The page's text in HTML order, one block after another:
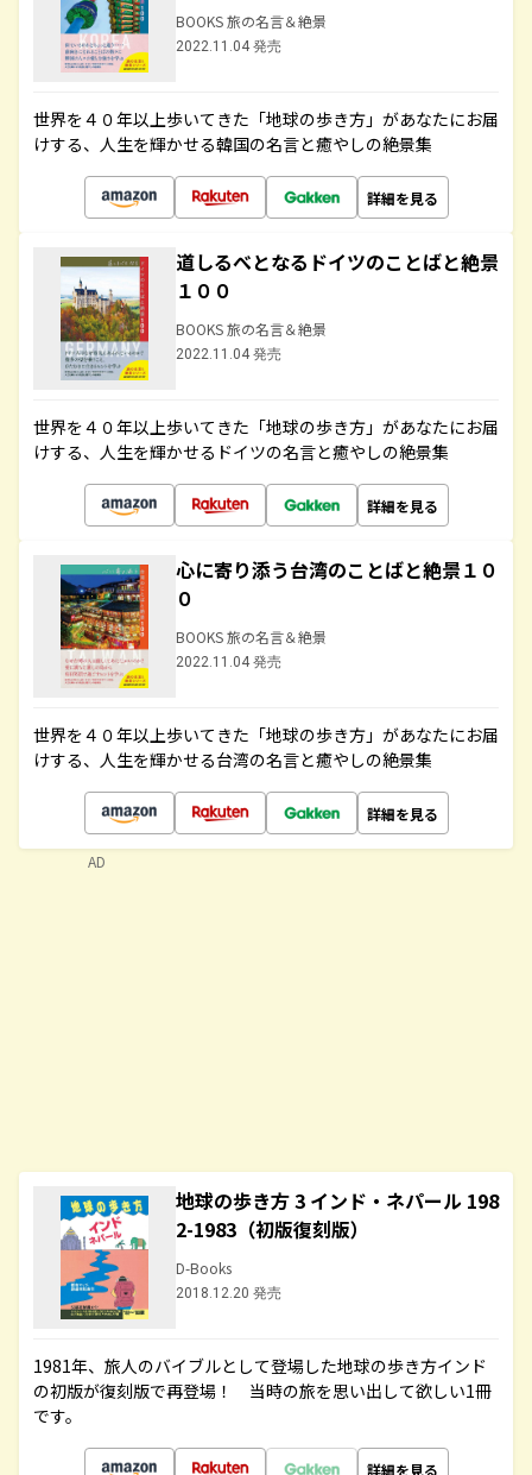
BOOKS 旅の名言＆絶景
2022.11.04 発売
世界を４０年以上歩いてきた「地球の歩き方」があなたにお届
けする、人生を輝かせる韓国の名言と癒やしの絶景集
詳細を見る
道しるべとなるドイツのことばと絶景
１００
BOOKS 旅の名言＆絶景
2022.11.04 発売
世界を４０年以上歩いてきた「地球の歩き方」があなたにお届
けする、人生を輝かせるドイツの名言と癒やしの絶景集
詳細を見る
心に寄り添う台湾のことばと絶景１０
０
BOOKS 旅の名言＆絶景
2022.11.04 発売
世界を４０年以上歩いてきた「地球の歩き方」があなたにお届
けする、人生を輝かせる台湾の名言と癒やしの絶景集
詳細を見る
地球の歩き方 3 インド・ネパール 198
2-1983（初版復刻版）
D-Books
2018.12.20 発売
1981年、旅人のバイブルとして登場した地球の歩き方インド
の初版が復刻版で再登場！ 当時の旅を思い出して欲しい1冊
です。
詳細を見る
AD